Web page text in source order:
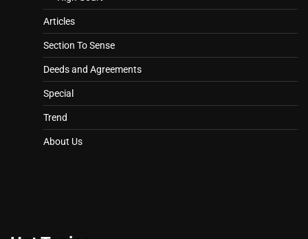
Articles
Section To Sense
Deeds and Agreements
Special
Trend
About Us